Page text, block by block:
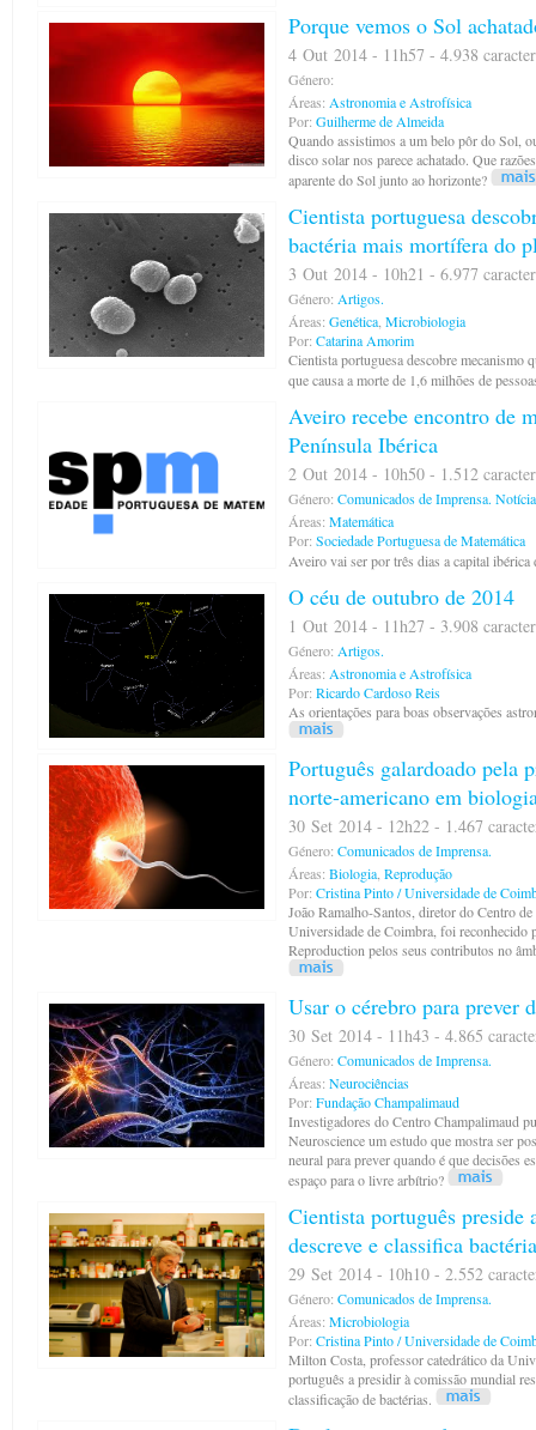
Porque vemos o Sol
4 Out 2014 - 11h57 - 4.938
Género:
Áreas: Astronomia e Astrofísica
Por: Guilherme de Almeida
Quando assistimos a um belo pôr do Sol,
disco solar nos parece achatado. Que
aparente do Sol junto ao horizonte?
Cientista portuguesa
bactéria mais mortífera do
3 Out 2014 - 10h21 - 6.977
Género: Artigos.
Áreas: Genética Microbiologia
Por: Catarina Amorim
Cientista portuguesa descobre mecanismo
que causa a morte de 1,6 milhões de
Aveiro recebe encontro de
Península Ibérica
2 Out 2014 - 10h50 - 1.512
Género: Comunicados de Imprensa.
Áreas: Matemática
Por: Sociedade Portuguesa de Matemática
Aveiro vai ser por três dias a capital ibérica
O céu de outubro de 2014
1 Out 2014 - 11h27 - 3.908
Género: Artigos.
Áreas: Astronomia e Astrofísica
Por: Ricardo Cardoso Reis
As orientações para boas observações
Português galardoado pela
norte-americano em
30 Set 2014 - 12h22 - 1.467
Género: Comunicados de Imprensa.
Áreas: Biologia Reprodução
Por: Cristina Pinto / Universidade de
João Ramalho-Santos, diretor do Centro
Universidade de Coimbra, foi reconhecido
Reproduction pelos seus contributos no
Usar o cérebro para prever
30 Set 2014 - 11h43 - 4.865
Género: Comunicados de Imprensa.
Áreas: Neurociências
Por: Fundação Champalimaud
Investigadores do Centro Champalimaud
Neuroscience um estudo que mostra ser
neural para prever quando é que decisões
espaço para o livre arbítrio?
Cientista português preside
descreve e classifica
29 Set 2014 - 10h10 - 2.552
Género: Comunicados de Imprensa.
Áreas: Microbiologia
Por: Cristina Pinto / Universidade de
Milton Costa, professor catedrático da
português a presidir à comissão mundial
classificação de bactérias.